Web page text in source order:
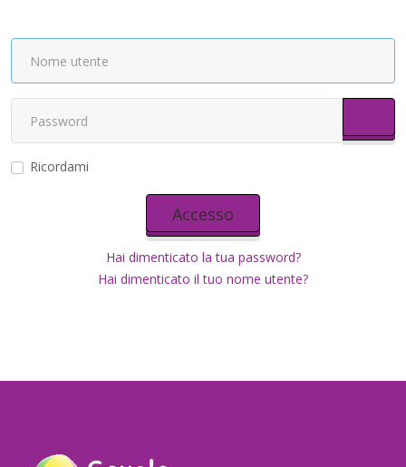
Ricordami
Accesso
Hai dimenticato la tua password?
Hai dimenticato il tuo nome utente?